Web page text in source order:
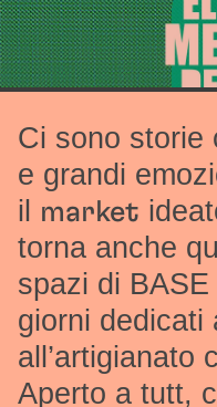
Ci sono storie
e grandi
il
market
torna anche
spazi di BASE
giorni dedicati
all’artigianato
Aperto a tutt,